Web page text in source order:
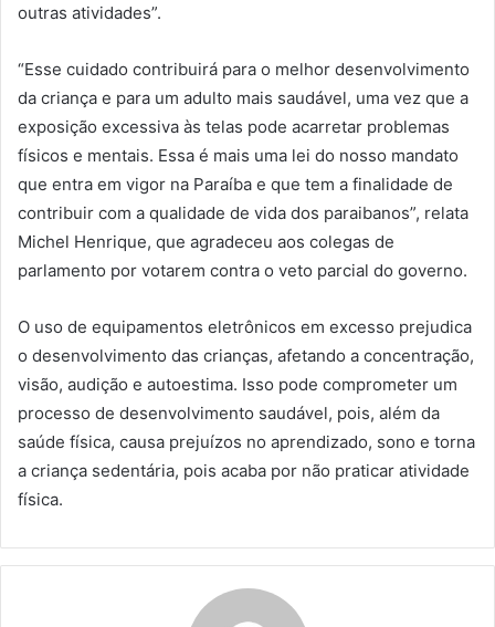
outras atividades”.
“Esse cuidado contribuirá para o melhor desenvolvimento
da criança e para um adulto mais saudável, uma vez que a
exposição excessiva às telas pode acarretar problemas
físicos e mentais. Essa é mais uma lei do nosso mandato
que entra em vigor na Paraíba e que tem a finalidade de
contribuir com a qualidade de vida dos paraibanos”, relata
Michel Henrique, que agradeceu aos colegas de
parlamento por votarem contra o veto parcial do governo.
O uso de equipamentos eletrônicos em excesso prejudica
o desenvolvimento das crianças, afetando a concentração,
visão, audição e autoestima. Isso pode comprometer um
processo de desenvolvimento saudável, pois, além da
saúde física, causa prejuízos no aprendizado, sono e torna
a criança sedentária, pois acaba por não praticar atividade
física.